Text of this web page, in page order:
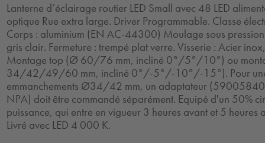
Lanterne d’éclairage routier LED Small avec 48 LED
optique Rue extra large. Driver Programmable. Classe
Corps : aluminium (EN AC-44300) Moulage sous
gris clair. Fermeture : trempé plat verre. Visserie : Acier
Montage top (Ø 60/76 mm, incliné 0°/5°/10°) ou
34/42/49/60 mm, incliné 0°/-5°/-10°/-15°). Pour une
emmanchements Ø34/42 mm, un adaptateur
NPA) doit être commandé séparément. Equipé d'un 50%
puissance, qui entre en vigueur 3 heures avant et 5 heures
Livré avec LED 4 000 K.